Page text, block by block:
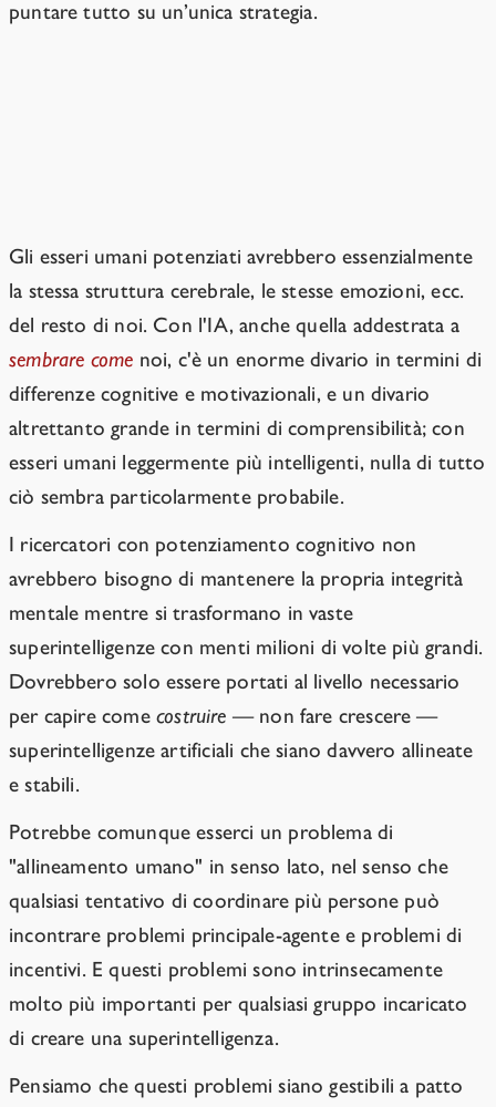
puntare tutto su un’unica strategia.
Gli esseri umani potenziati avrebbero essenzialmente
la stessa struttura cerebrale, le stesse emozioni, ecc.
del resto di noi. Con l'IA, anche quella addestrata a
sembrare come noi, c'è un enorme divario in termini di
differenze cognitive e motivazionali, e un divario
altrettanto grande in termini di comprensibilità; con
esseri umani leggermente più intelligenti, nulla di tutto
ciò sembra particolarmente probabile.
I ricercatori con potenziamento cognitivo non
avrebbero bisogno di mantenere la propria integrità
mentale mentre si trasformano in vaste
superintelligenze con menti milioni di volte più grandi.
Dovrebbero solo essere portati al livello necessario
per capire come costruire — non fare crescere —
superintelligenze artificiali che siano davvero allineate
e stabili.
Potrebbe comunque esserci un problema di
"allineamento umano" in senso lato, nel senso che
qualsiasi tentativo di coordinare più persone può
incontrare problemi principale-agente e problemi di
incentivi. E questi problemi sono intrinsecamente
molto più importanti per qualsiasi gruppo incaricato
di creare una superintelligenza.
Pensiamo che questi problemi siano gestibili a patto